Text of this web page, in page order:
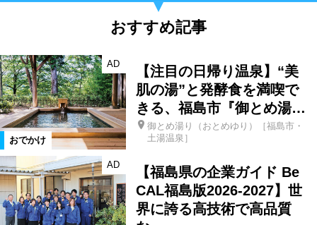
おすすめ記事
おでかけ
AD
【注目の日帰り温泉】“美
肌の湯”と発酵食を満喫で
きる、福島市『御とめ湯…
御とめ湯り（おとめゆり）［福島市・
土湯温泉］
AD
【福島県の企業ガイド Be
CAL福島版2026-2027】世
界に誇る高技術で高品質